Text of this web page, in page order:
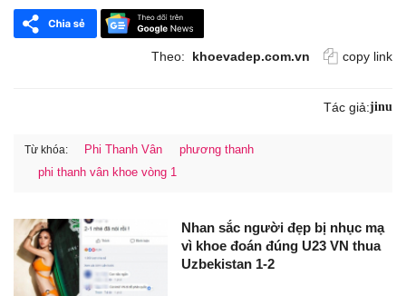
Theo: khoevadep.com.vn copy link
Tác giả:jinu
Từ khóa: Phi Thanh Vân
phương thanh
phi thanh vân khoe vòng 1
Nhan sắc người đẹp bị nhục mạ
vì khoe đoán đúng U23 VN thua
Uzbekistan 1-2